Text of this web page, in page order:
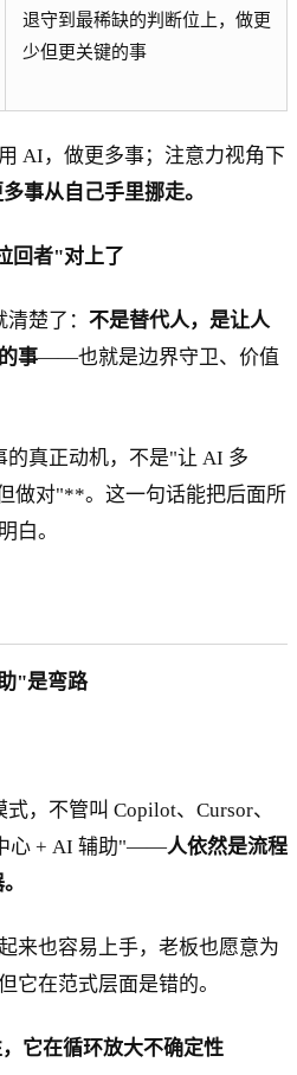
退守到最稀缺的判断位上，做更
少但更关键的事
AI，做更多事；注意力视角下
事从自己手里挪走。
回者"对上了
楚了： 不是替代人，是让人
事——也就是边界守卫、价值
真正动机，不是"让 AI 多
做对"**。这一句话能把后面所
白。
"是弯路
，不管叫 Copilot、Cursor、
心 + AI 辅助"——人依然是流程
来也容易上手，老板也愿意为
它在范式层面是错的。
它在循环放大不确定性